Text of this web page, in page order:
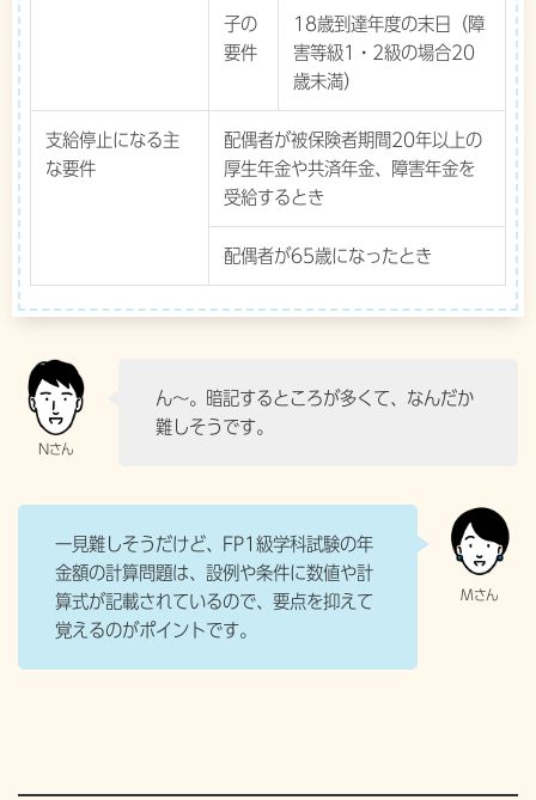
子の
要件
18歳到達年度の末日（障
害等級1・2級の場合20
歳未満）
支給停止になる主
な要件
配偶者が被保険者期間20年以上の
厚生年金や共済年金、障害年金を
受給するとき
配偶者が65歳になったとき
ん〜。暗記するところが多くて、なんだか
難しそうです。
一見難しそうだけど、FP1級学科試験の年
金額の計算問題は、設例や条件に数値や計
算式が記載されているので、要点を抑えて
覚えるのがポイントです。